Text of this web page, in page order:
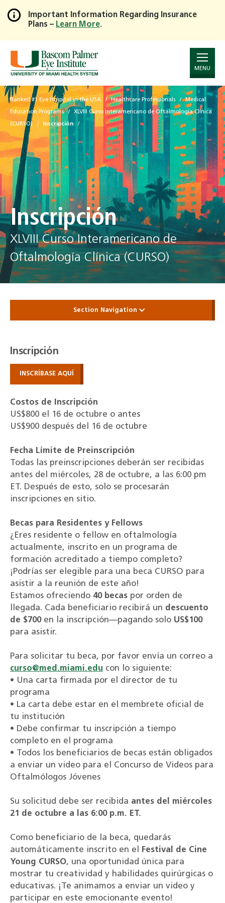
Skip
to
Main
Important Information Regarding Insurance
Plans – Learn More.
MENU
Ranked #1 Eye Hospital in the USA Healthcare Professionals Medical
Education Programs XLVIII Curso Interamericano de Oftalmología Clínica
(CURSO) Inscripción
Inscripción
XLVIII Curso Interamericano de
Oftalmología Clínica (CURSO)
Section Navigation
Inscripción
INSCRÍBASE AQUÍ
Costos de Inscripción
US$800 el 16 de octubre o antes
US$900 después del 16 de octubre
Fecha Límite de Preinscripción
Todas las preinscripciones deberán ser recibidas
antes del miércoles, 28 de octubre, a las 6:00 pm
ET. Después de esto, solo se procesarán
inscripciones en sitio.
Becas para Residentes y Fellows
¿Eres residente o fellow en oftalmología
actualmente, inscrito en un programa de
formación acreditado a tiempo completo?
¡Podrías ser elegible para una beca CURSO para
asistir a la reunión de este año!
Estamos ofreciendo 40 becas por orden de
llegada. Cada beneficiario recibirá un descuento
de $700en la inscripción—pagando solo US$100
para asistir.
Para solicitar tu beca, por favor envía un correo a
curso@med.miami.edu con lo siguiente:
• Una carta firmada por el director de tu
programa
• La carta debe estar en el membrete oficial de
tu institución
• Debe confirmar tu inscripción a tiempo
completo en el programa
• Todos los beneficiarios de becas están obligados
a enviar un video para el Concurso de Videos para
Oftalmólogos Jóvenes
Su solicitud debe ser recibida antes del miércoles
21 de octubre a las 6:00 p.m. ET.
Como beneficiario de la beca, quedarás
automáticamente inscrito en el
Festival de Cine
Young CURSO, una oportunidad única para
mostrar tu creatividad y habilidades quirúrgicas o
educativas. ¡Te animamos a enviar un video y
participar en este emocionante evento!